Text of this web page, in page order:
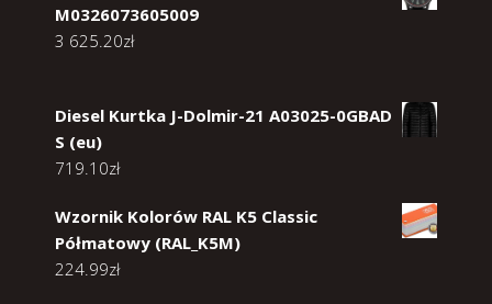
M0326073605009
3 625.20zł
Diesel Kurtka J-Dolmir-21 A03025-0GBAD
S (eu)
719.10zł
Wzornik Kolorów RAL K5 Classic
Półmatowy (RAL_K5M)
224.99zł